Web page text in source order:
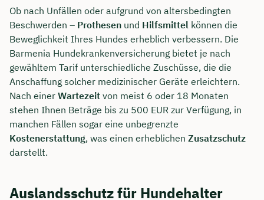
Ob nach Unfällen oder aufgrund von altersbedingten
Beschwerden – Prothesen und Hilfsmittel können die
Beweglichkeit Ihres Hundes erheblich verbessern. Die
Barmenia Hundekrankenversicherung bietet je nach
gewähltem Tarif unterschiedliche Zuschüsse, die die
Anschaffung solcher medizinischer Geräte erleichtern.
Nach einer Wartezeit von meist 6 oder 18 Monaten
stehen Ihnen Beträge bis zu 500 EUR zur Verfügung, in
manchen Fällen sogar eine unbegrenzte
Kostenerstattung, was einen erheblichen Zusatzschutz
darstellt.
Auslandsschutz für Hundehalter